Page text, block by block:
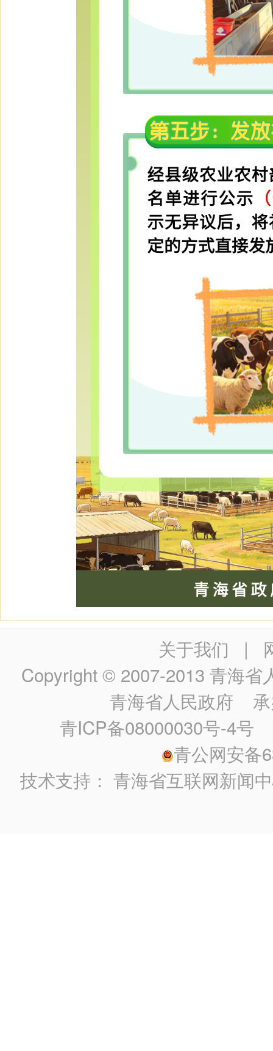
关于我们 |
Copyright © 2007-2013 青海省
青海省人民政府 承
青ICP备08000030号-4号
青公网安备
技术支持：青海省互联网新闻